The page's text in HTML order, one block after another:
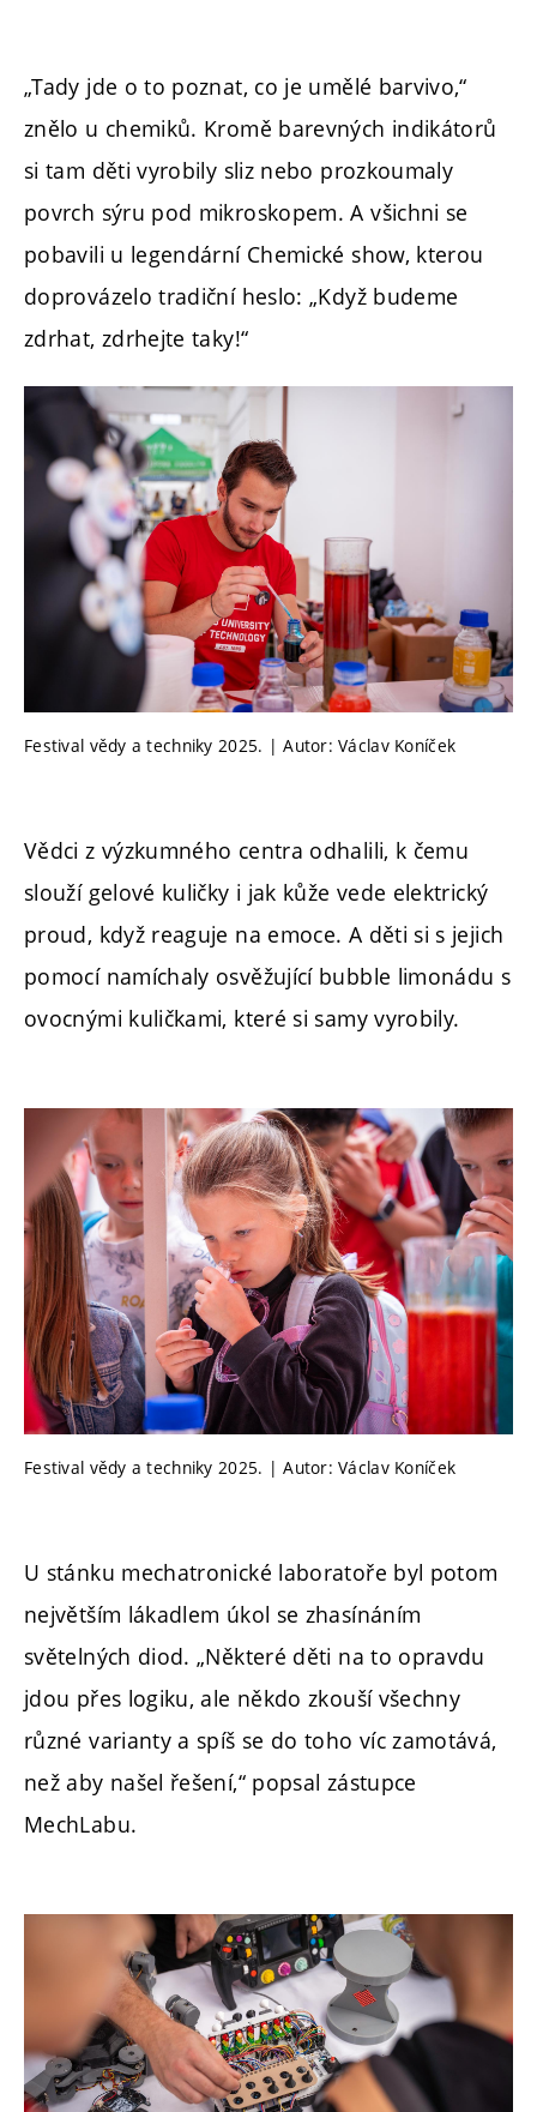
„Tady jde o to poznat, co je umělé barvivo,“
znělo u chemiků. Kromě barevných indikátorů
si tam děti vyrobily sliz nebo prozkoumaly
povrch sýru pod mikroskopem. A všichni se
pobavili u legendární Chemické show, kterou
doprovázelo tradiční heslo: „Když budeme
zdrhat, zdrhejte taky!“
Festival vědy a techniky 2025. | Autor: Václav Koníček
Vědci z výzkumného centra odhalili, k čemu
slouží gelové kuličky i jak kůže vede elektrický
proud, když reaguje na emoce. A děti si s jejich
pomocí namíchaly osvěžující bubble limonádu s
ovocnými kuličkami, které si samy vyrobily.
Festival vědy a techniky 2025. | Autor: Václav Koníček
U stánku mechatronické laboratoře byl potom
největším lákadlem úkol se zhasínáním
světelných diod. „Některé děti na to opravdu
jdou přes logiku, ale někdo zkouší všechny
různé varianty a spíš se do toho víc zamotává,
než aby našel řešení,“ popsal zástupce
MechLabu.